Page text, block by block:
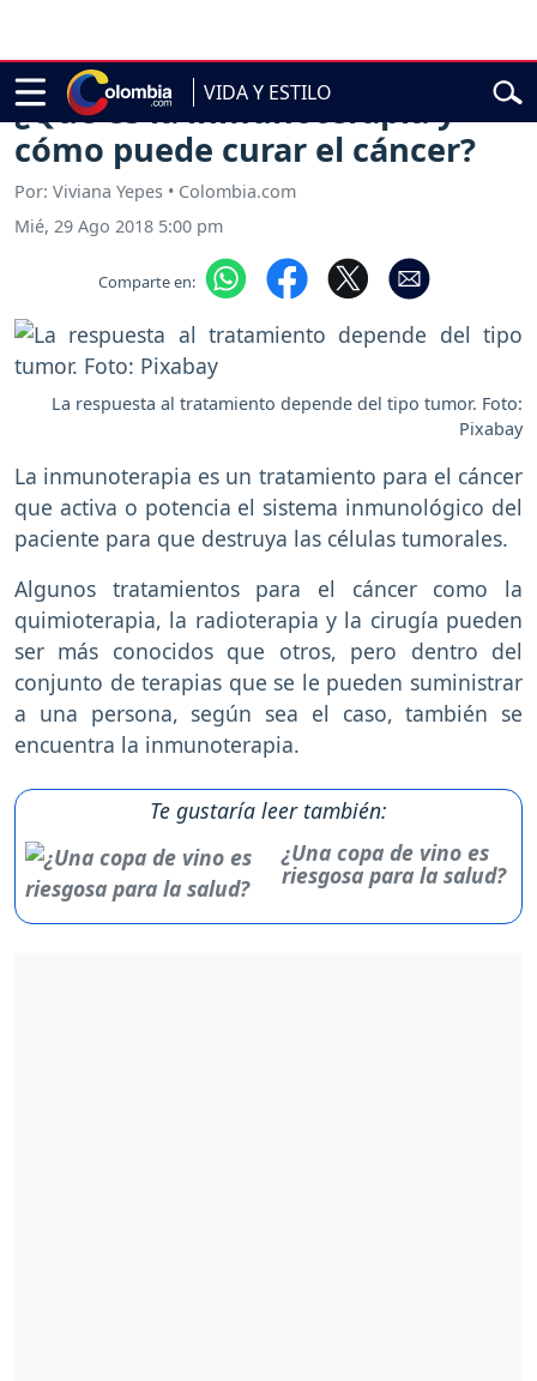
VIDA Y ESTILO
eje cafetero y pacífico colombiano
¿Qué es la inmunoterapia y
cómo puede curar el cáncer?
Por: Viviana Yepes • Colombia.com
Mié, 29 Ago 2018 5:00 pm
Comparte en:
La respuesta al tratamiento depende del tipo tumor. Foto:
Pixabay
La inmunoterapia es un tratamiento para el cáncer
que activa o potencia el sistema inmunológico del
paciente para que destruya las células tumorales.
Algunos tratamientos para el cáncer como la
quimioterapia, la radioterapia y la cirugía pueden
ser más conocidos que otros, pero dentro del
conjunto de terapias que se le pueden suministrar
a una persona, según sea el caso, también se
encuentra la inmunoterapia.
Te gustaría leer también:
¿Una copa de vino es
riesgosa para la salud?